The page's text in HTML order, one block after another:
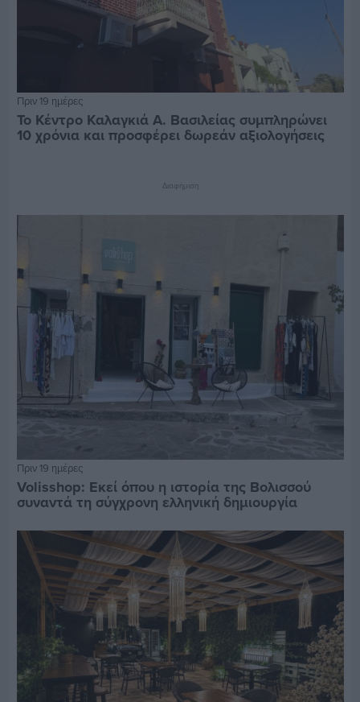
Πριν 19 ημέρες
Το Κέντρο Καλαγκιά Α. Βασιλείας συμπληρώνει
10 χρόνια και προσφέρει δωρεάν αξιολογήσεις
Διαφήμιση
Πριν 19 ημέρες
Volisshop: Εκεί όπου η ιστορία της Βολισσού
συναντά τη σύγχρονη ελληνική δημιουργία